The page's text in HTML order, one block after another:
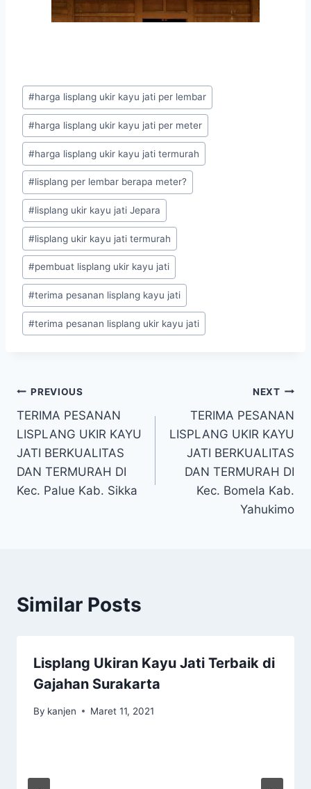
#harga lisplang ukir kayu jati per lembar
#harga lisplang ukir kayu jati per meter
#harga lisplang ukir kayu jati termurah
#lisplang per lembar berapa meter?
#lisplang ukir kayu jati Jepara
#lisplang ukir kayu jati termurah
#pembuat lisplang ukir kayu jati
#terima pesanan lisplang kayu jati
#terima pesanan lisplang ukir kayu jati
PREVIOUS
TERIMA PESANAN
LISPLANG UKIR KAYU
JATI BERKUALITAS
DAN TERMURAH DI
Kec. Palue Kab. Sikka
NEXT
TERIMA PESANAN
LISPLANG UKIR KAYU
JATI BERKUALITAS
DAN TERMURAH DI
Kec. Bomela Kab.
Yahukimo
Similar Posts
Lisplang Ukiran Kayu Jati Terbaik di
Gajahan Surakarta
By kanjen Maret 11, 2021